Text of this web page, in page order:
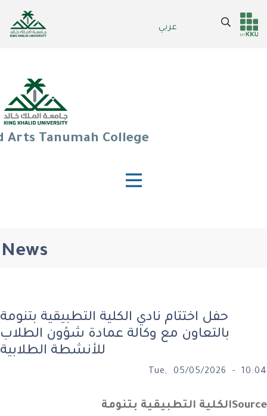
عربي
Header
Main Menu
Search
Arts Tanumah College
News
حفل اختتام نادي الكلية التطبيقية بتنومة
بالتعاون مع وكالة عمادة شؤون الطلاب
للأنشطة الطلابية
Tue, 05/05/2026 - 10:04
Sourceالكلية التطبيقية بتنومة